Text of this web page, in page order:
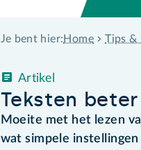
Je bent hier: Home Tips &
Teksten
Artikel
Moeite met het lezen
wat simpele